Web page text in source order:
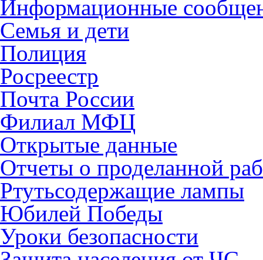
Информационные
Семья и дети
Полиция
Росреестр
Почта России
Филиал МФЦ
Открытые данные
Отчеты о проделанной
Ртутьсодержащие лампы
Юбилей Победы
Уроки безопасности